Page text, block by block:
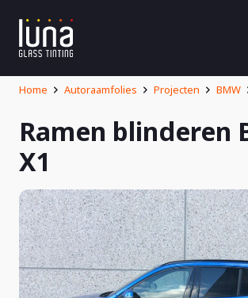
Home Autoraamfolies Projecten BMW
Ramen blinderen
X1